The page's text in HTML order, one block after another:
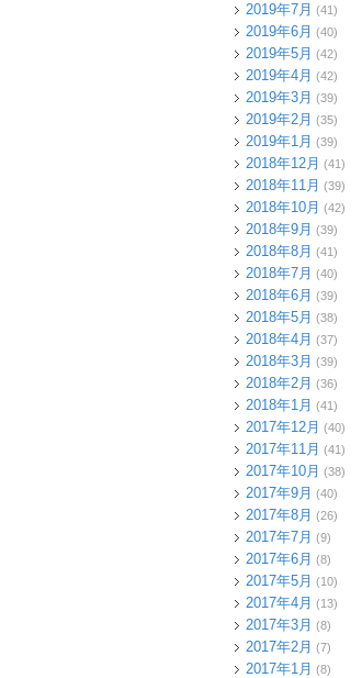
2019年7月 (41)
2019年6月 (40)
2019年5月 (42)
2019年4月 (42)
2019年3月 (39)
2019年2月 (35)
2019年1月 (39)
2018年12月 (41)
2018年11月 (39)
2018年10月 (42)
2018年9月 (39)
2018年8月 (41)
2018年7月 (40)
2018年6月 (39)
2018年5月 (38)
2018年4月 (37)
2018年3月 (39)
2018年2月 (36)
2018年1月 (41)
2017年12月 (40)
2017年11月 (41)
2017年10月 (38)
2017年9月 (40)
2017年8月 (26)
2017年7月 (9)
2017年6月 (8)
2017年5月 (10)
2017年4月 (13)
2017年3月 (8)
2017年2月 (7)
2017年1月 (8)